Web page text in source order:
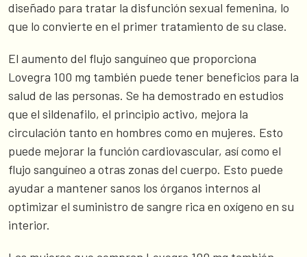
diseñado para tratar la disfunción sexual femenina, lo
que lo convierte en el primer tratamiento de su clase.
El aumento del flujo sanguíneo que proporciona
Lovegra 100 mg también puede tener beneficios para la
salud de las personas. Se ha demostrado en estudios
que el sildenafilo, el principio activo, mejora la
circulación tanto en hombres como en mujeres. Esto
puede mejorar la función cardiovascular, así como el
flujo sanguíneo a otras zonas del cuerpo. Esto puede
ayudar a mantener sanos los órganos internos al
optimizar el suministro de sangre rica en oxígeno en su
interior.